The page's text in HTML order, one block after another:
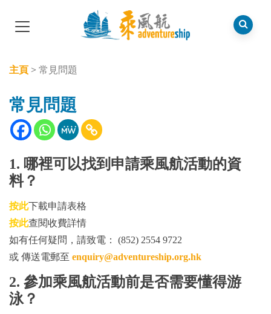
主頁 > 常見問題
常見問題
1. 哪裡可以找到申請乘風航活動的資
料？
按此下載申請表格
按此查閱收費詳情
如有任何疑問，請致電： (852) 2554 9722
或 傳送電郵至 enquiry@adventureship.org.hk
2. 參加乘風航活動前是否需要懂得游
泳？